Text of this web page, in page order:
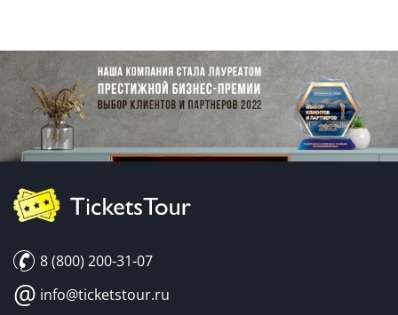
8 (800) 200-31-07
@ info@ticketstour.ru